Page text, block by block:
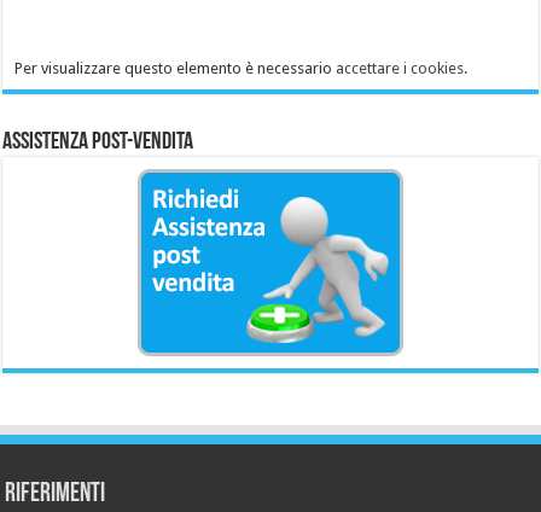
Per visualizzare questo elemento è necessario accettare i cookies.
Assistenza Post-Vendita
Riferimenti